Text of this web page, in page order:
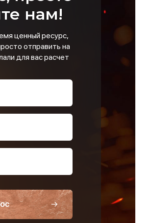
нам!
ценный ресурс,
отправить на
для вас расчет